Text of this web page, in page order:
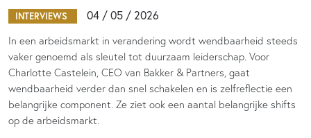
INTERVIEWS 04 / 05 / 2026
In een arbeidsmarkt in verandering wordt wendbaarheid steeds
vaker genoemd als sleutel tot duurzaam leiderschap. Voor
Charlotte Castelein, CEO van Bakker & Partners, gaat
wendbaarheid verder dan snel schakelen en is zelfreflectie een
belangrijke component. Ze ziet ook een aantal belangrijke shifts
op de arbeidsmarkt.